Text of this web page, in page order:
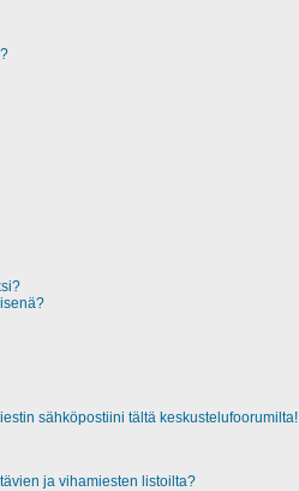
sähköpostiini tältä keskustelufoorumilta!
ja vihamiesten listoilta?